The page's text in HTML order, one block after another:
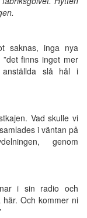
saknas, inga nya
finns inget mer
slå hål i
Vad skulle vi
i väntan på
genom
i sin radio och
här. Och kommer ni